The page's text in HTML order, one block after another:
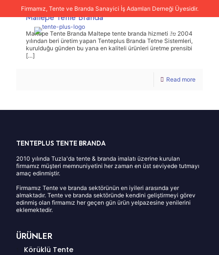
Firmamız, Tente ve Branda Sanayici İş Adamları Derneği Üyesidir.
Maltepe Tente Branda
Maltepe Tente Branda Maltepe tente branda hizmeti ile 2004
yılından beri üretim yapan Tenteplus Branda Tetne Sistemleri,
kurulduğu günden bu yana en kaliteli ürünleri üretme prensibi
[…]
Read more
TENTEPLUS TENTE BRANDA
2010 yılında Tuzla'da tente & branda imalatı üzerine kurulan
firmamız müşteri memnuniyetini her zaman en üst seviyede tutmayı
amaç edinmiştir.
Firmamız Tente ve branda sektörünün en iyileri arasında yer
almaktadır. Tente ve branda sektöründe kendini geliştirmeyi görev
edinmiş olan firmamız her geçen gün ürün yelpazesine yenilerini
eklemektedir.
ÜRÜNLER
Körüklü Tente